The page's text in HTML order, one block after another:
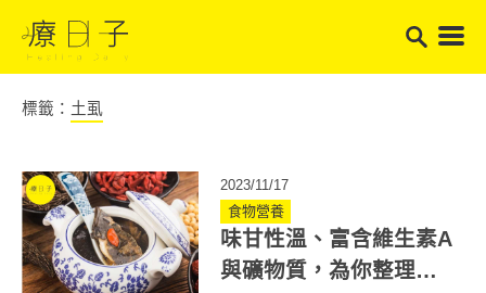
標籤： 土虱
2023/11/17
食物營養
味甘性溫、富含維生素A
與礦物質，為你整理土